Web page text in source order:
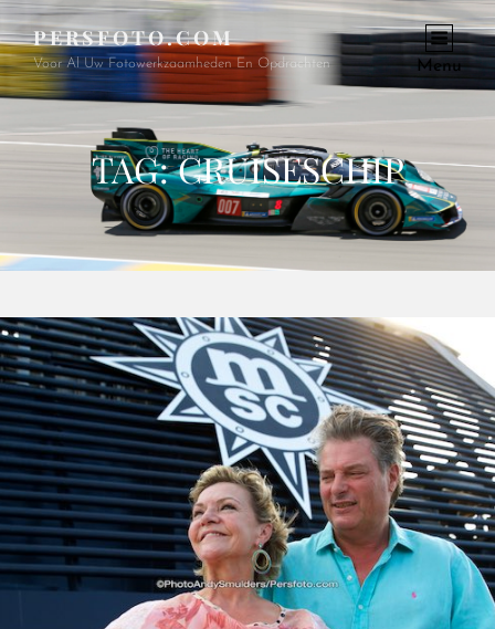
PERSFOTO.COM
Voor Al Uw Fotowerkzaamheden En Opdrachten Menu
TAG:CRUISESCHIP